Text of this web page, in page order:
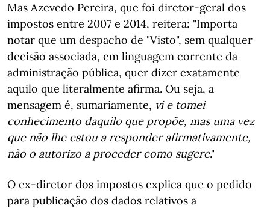
Mas Azevedo Pereira, que foi diretor-geral dos
impostos entre 2007 e 2014, reitera: "Importa
notar que um despacho de "Visto", sem qualquer
decisão associada, em linguagem corrente da
administração pública, quer dizer exatamente
aquilo que literalmente afirma. Ou seja, a
mensagem é, sumariamente, vi e tomei
conhecimento daquilo que propõe, mas uma vez
que não lhe estou a responder afirmativamente,
não o autorizo a proceder como sugere."
O ex-diretor dos impostos explica que o pedido
para publicação dos dados relativos a